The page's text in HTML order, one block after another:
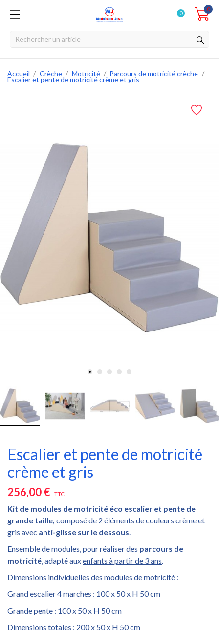
0
0
Accueil Crèche Motricité Parcours de motricité crèche
Escalier et pente de motricité crème et gris
Escalier et pente de motricité
crème et gris
256,00 € TTC
Kit de modules de motricité éco escalier et pente de
grande taille, composé de 2 éléments de couleurs crème et
gris avec anti-glisse sur le dessous.
Ensemble de modules, pour réaliser des parcours de
motricité, adapté auxenfants à partir de 3 ans.
Dimensions individuelles des modules de motricité :
Grand escalier 4 marches : 100 x 50 x H 50 cm
Grande pente : 100 x 50 x H 50 cm
Dimensions totales : 200 x 50 x H 50 cm